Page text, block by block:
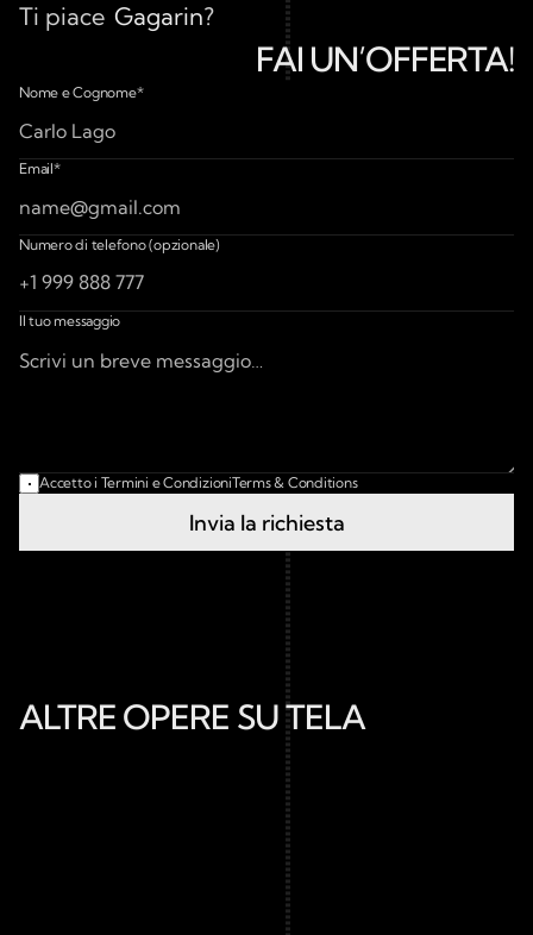
Ti piace Gagarin?
FAI UN’OFFERTA!
Make an Offer for
Nome e Cognome*
Email*
Numero di telefono (opzionale)
Il tuo messaggio
Accetto i Termini e CondizioniTerms & Conditions
Invia la richiesta
ALTRE OPERE SU TELA